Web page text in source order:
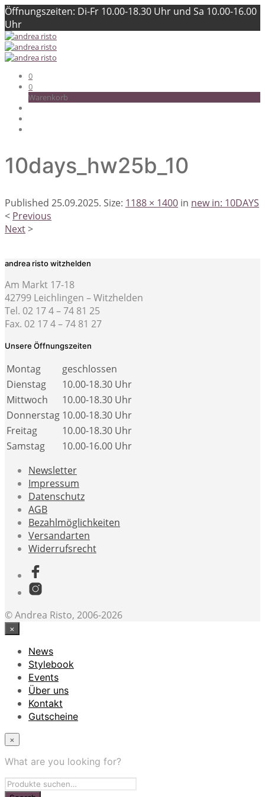
Öffnungszeiten: Di-Fr 10.00-18.30 Uhr und Sa 10.00-16.00
Uhr
0
0
Warenkorb
10days_hw25b_10
Published 25.09.2025. Size: 1188 × 1400 in new in: 10DAYS
< Previous
Next>
andrea risto witzhelden
Am Markt 17-18
42799 Leichlingen – Witzhelden
Tel. 02 17 4 – 74 81 25
Fax. 02 17 4 – 74 81 27
Unsere Öffnungszeiten
Montag
geschlossen
Dienstag
10.00-18.30 Uhr
Mittwoch
10.00-18.30 Uhr
Donnerstag 10.00-18.30 Uhr
Freitag
10.00-18.30 Uhr
Samstag
10.00-16.00 Uhr
Newsletter
Impressum
Datenschutz
AGB
Bezahlmöglichkeiten
Versandarten
Widerrufsrecht
© Andrea Risto, 2006-2026
×
News
Stylebook
Events
Über uns
Kontakt
Gutscheine
×
What are you looking for?